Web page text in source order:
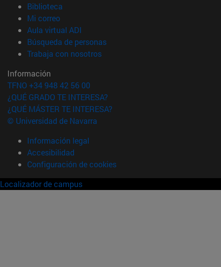
Biblioteca
Mi correo(abre en nueva ventana)
Aula virtual ADI
Búsqueda de personas(abre en nueva ventana)
Trabaja con nosotros(abre en nueva ventana)
Información
TFNO +34 948 42 56 00
¿QUÉ GRADO TE INTERESA?
¿QUÉ MÁSTER TE INTERESA?
© Universidad de Navarra
Información legal
Accesibilidad
Configuración de cookies
Localizador de campus